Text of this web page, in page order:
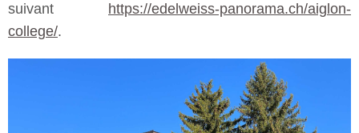
suivant https://edelweiss-panorama.ch/aiglon-
college/.